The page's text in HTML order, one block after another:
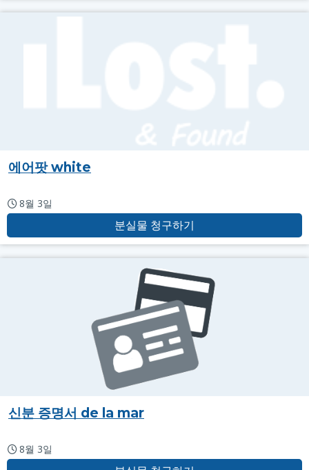
에어팟 white
8월 3일
분실물 청구하기
신분 증명서 de la mar
8월 3일